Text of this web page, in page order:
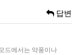
답변
드에서는 약풍이나